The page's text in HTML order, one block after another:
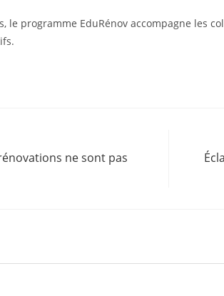
le programme EduRénov accompagne les
ne sont pas